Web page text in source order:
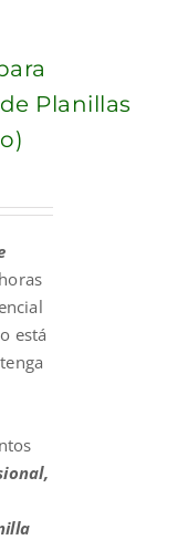
Planillas
está